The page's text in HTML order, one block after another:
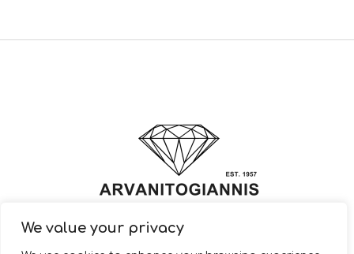
We value your privacy
© 2022 ARVANITOGIANNIS – Jewelry Design & Manufacturing |